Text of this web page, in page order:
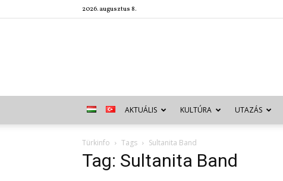
2026. augusztus 8.
AKTUÁLIS KULTÚRA UTAZÁS
Türkinfo Tags Sultanita Band
Tag: Sultanita Band